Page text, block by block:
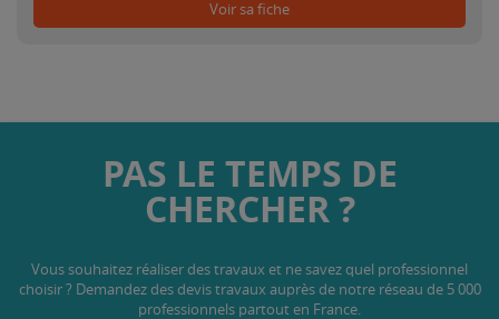
Voir sa fiche
PAS LE TEMPS DE
CHERCHER ?
Vous souhaitez réaliser des travaux et ne savez quel professionnel
choisir ? Demandez des devis travaux auprès de notre réseau de 5 000
professionnels partout en France.